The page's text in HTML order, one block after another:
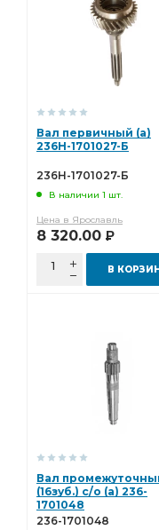
Вал первичный (а)
236Н-1701027-Б
236Н-1701027-Б
В наличии 1 шт.
Цена в Ярославль
8 320.00 Р
В
Вал
(16зуб.) с/о (а) 236-
1701048
236-1701048